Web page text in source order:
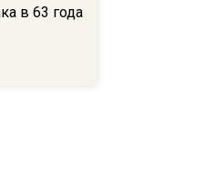
в 63 года